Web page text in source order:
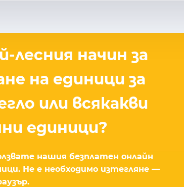
лесния начин за
на единици за
или всякакви
единици?
нашия безплатен онлайн
Не е необходимо изтегляне —